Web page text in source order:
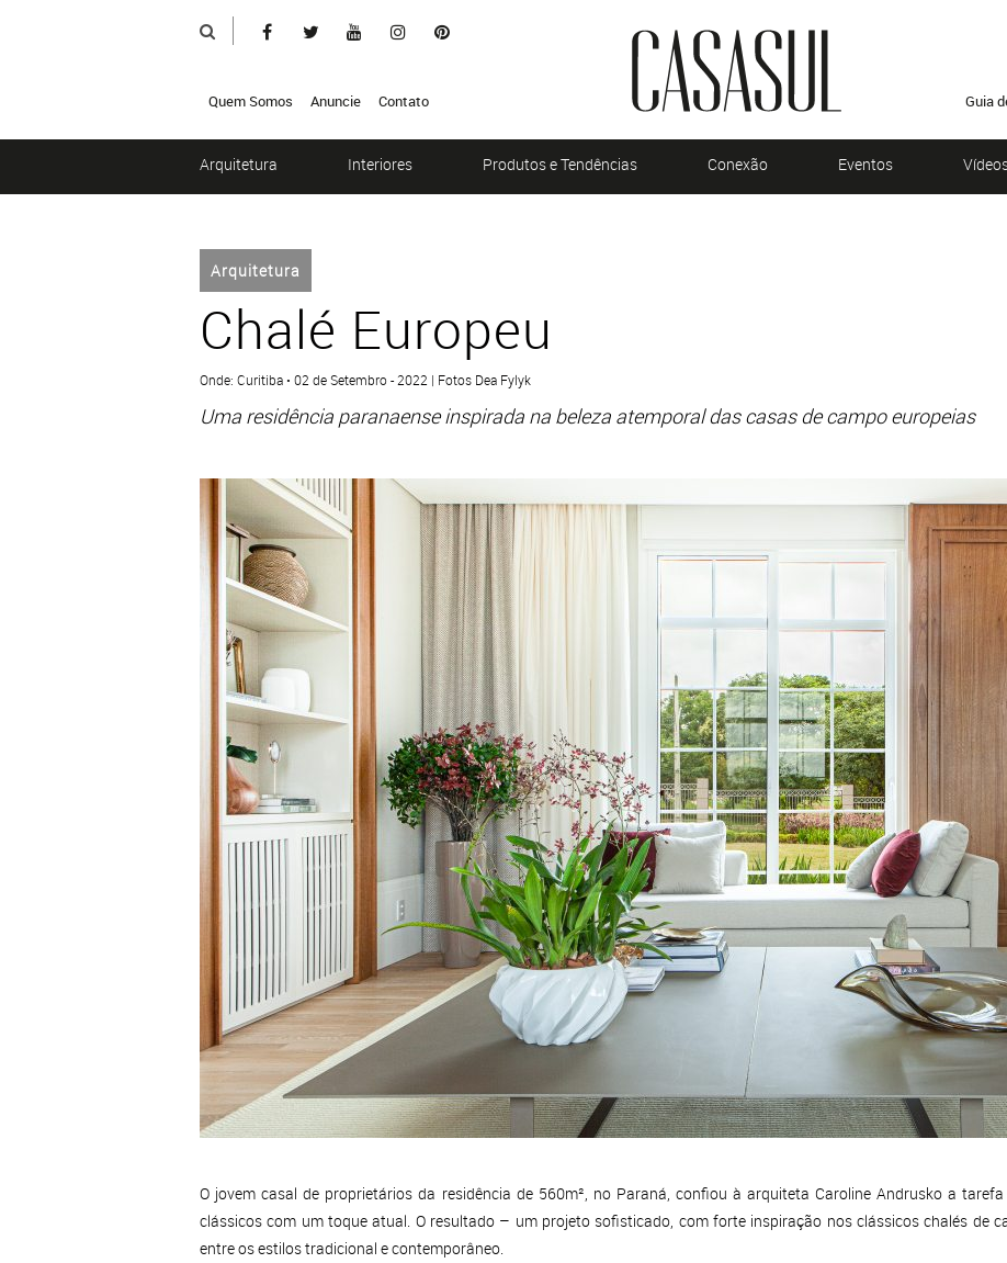
Quem Somos Anuncie Contato Guia
Arquitetura Interiores Produtos e Tendências Conexão Eventos
Arquitetura
Chalé Europeu
Onde: Curitiba • 02 de Setembro - 2022 | Fotos Dea Fylyk
Uma residência paranaense inspirada na beleza atemporal das casas de campo europeias
O jovem casal de proprietários da residência de 560m², no Paraná, confiou à arquiteta Caroline Andrusko a
clássicos com um toque atual. O resultado – um projeto sofisticado, com forte inspiração nos clássicos chalés de
entre os estilos tradicional e contemporâneo.